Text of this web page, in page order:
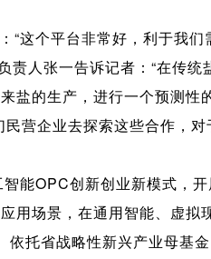
“这个平台非常好，利于我
人张一告诉记者：“在传
盐的生产，进行一个预测
营企业去探索这些合作，
能OPC创新创业新模式，
用场景，在通用智能、虚
托省战略性新兴产业母基